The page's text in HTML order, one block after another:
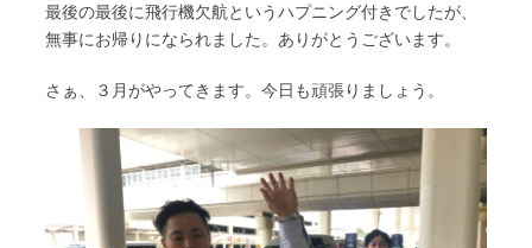
最後の最後に飛行機欠航というハプニング付きでしたが、
無事にお帰りになられました。ありがとうございます。
さぁ、３月がやってきます。今日も頑張りましょう。